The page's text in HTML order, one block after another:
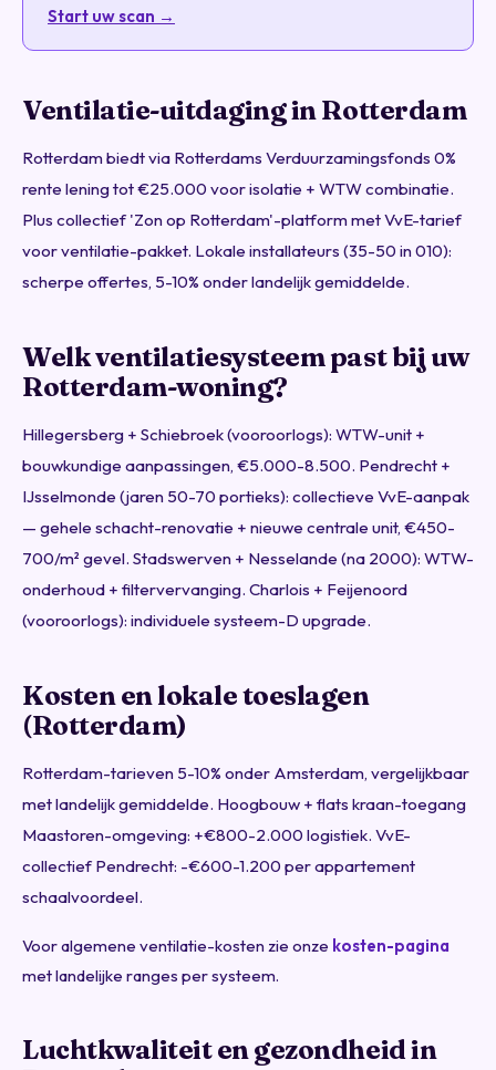
Start uw scan →
Ventilatie-uitdaging in Rotterdam
Rotterdam biedt via Rotterdams Verduurzamingsfonds 0%
rente lening tot €25.000 voor isolatie + WTW combinatie.
Plus collectief 'Zon op Rotterdam'-platform met VvE-tarief
voor ventilatie-pakket. Lokale installateurs (35-50 in 010):
scherpe offertes, 5-10% onder landelijk gemiddelde.
Welk ventilatiesysteem past bij uw
Rotterdam-woning?
Hillegersberg + Schiebroek (vooroorlogs): WTW-unit +
bouwkundige aanpassingen, €5.000-8.500. Pendrecht +
IJsselmonde (jaren 50-70 portieks): collectieve VvE-aanpak
— gehele schacht-renovatie + nieuwe centrale unit, €450-
700/m² gevel. Stadswerven + Nesselande (na 2000): WTW-
onderhoud + filtervervanging. Charlois + Feijenoord
(vooroorlogs): individuele systeem-D upgrade.
Kosten en lokale toeslagen
(Rotterdam)
Rotterdam-tarieven 5-10% onder Amsterdam, vergelijkbaar
met landelijk gemiddelde. Hoogbouw + flats kraan-toegang
Maastoren-omgeving: +€800-2.000 logistiek. VvE-
collectief Pendrecht: -€600-1.200 per appartement
schaalvoordeel.
Voor algemene ventilatie-kosten zie onze kosten-pagina
met landelijke ranges per systeem.
Luchtkwaliteit en gezondheid in